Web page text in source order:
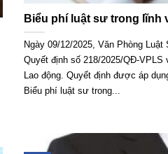
Biểu phí luật sư trong lĩnh
Ngày 09/12/2025, Văn Phòng
Quyết định số 218/2025/QĐ-
Lao động. Quyết định được áp
Biểu phí luật sư trong...